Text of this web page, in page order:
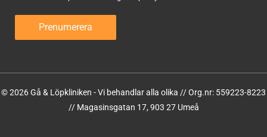
© 2026 Gå & Löpkliniken - Vi behandlar alla olika // Org.nr: 559223-8223
// Magasinsgatan 17, 903 27 Umeå